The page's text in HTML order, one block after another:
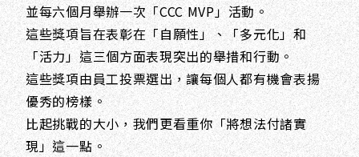
並每六個月舉辦一次「CCC MVP」活動。
這些獎項旨在表彰在「自願性」、「多元化」和
「活力」這三個方面表現突出的舉措和行動。
這些獎項由員工投票選出，讓每個人都有機會表揚
優秀的榜樣。
比起挑戰的大小，我們更看重你「將想法付諸實
現」這一點。